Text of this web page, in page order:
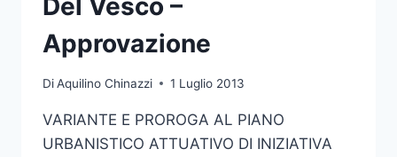
Del Vesco –
Approvazione
DiAquilino Chinazzi 1 Luglio 2013
VARIANTE E PROROGA AL PIANO
URBANISTICO ATTUATIVO DI INIZIATIVA